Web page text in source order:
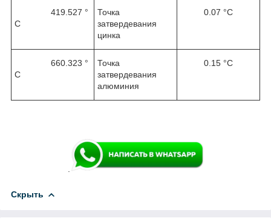
419.527 °
С
Точка
затвердевания
цинка
0.07 °С
660.323 °
С
Точка
затвердевания
алюминия
0.15 °С
Скрыть